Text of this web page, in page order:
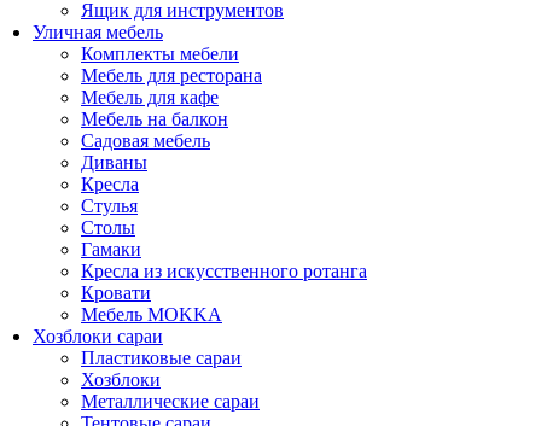
Ящик для инструментов
Уличная мебель
Комплекты мебели
Мебель для ресторана
Мебель для кафе
Мебель на балкон
Садовая мебель
Диваны
Кресла
Стулья
Столы
Гамаки
Кресла из искусственного ротанга
Кровати
Мебель MOKKA
Хозблоки сараи
Пластиковые сараи
Хозблоки
Металлические сараи